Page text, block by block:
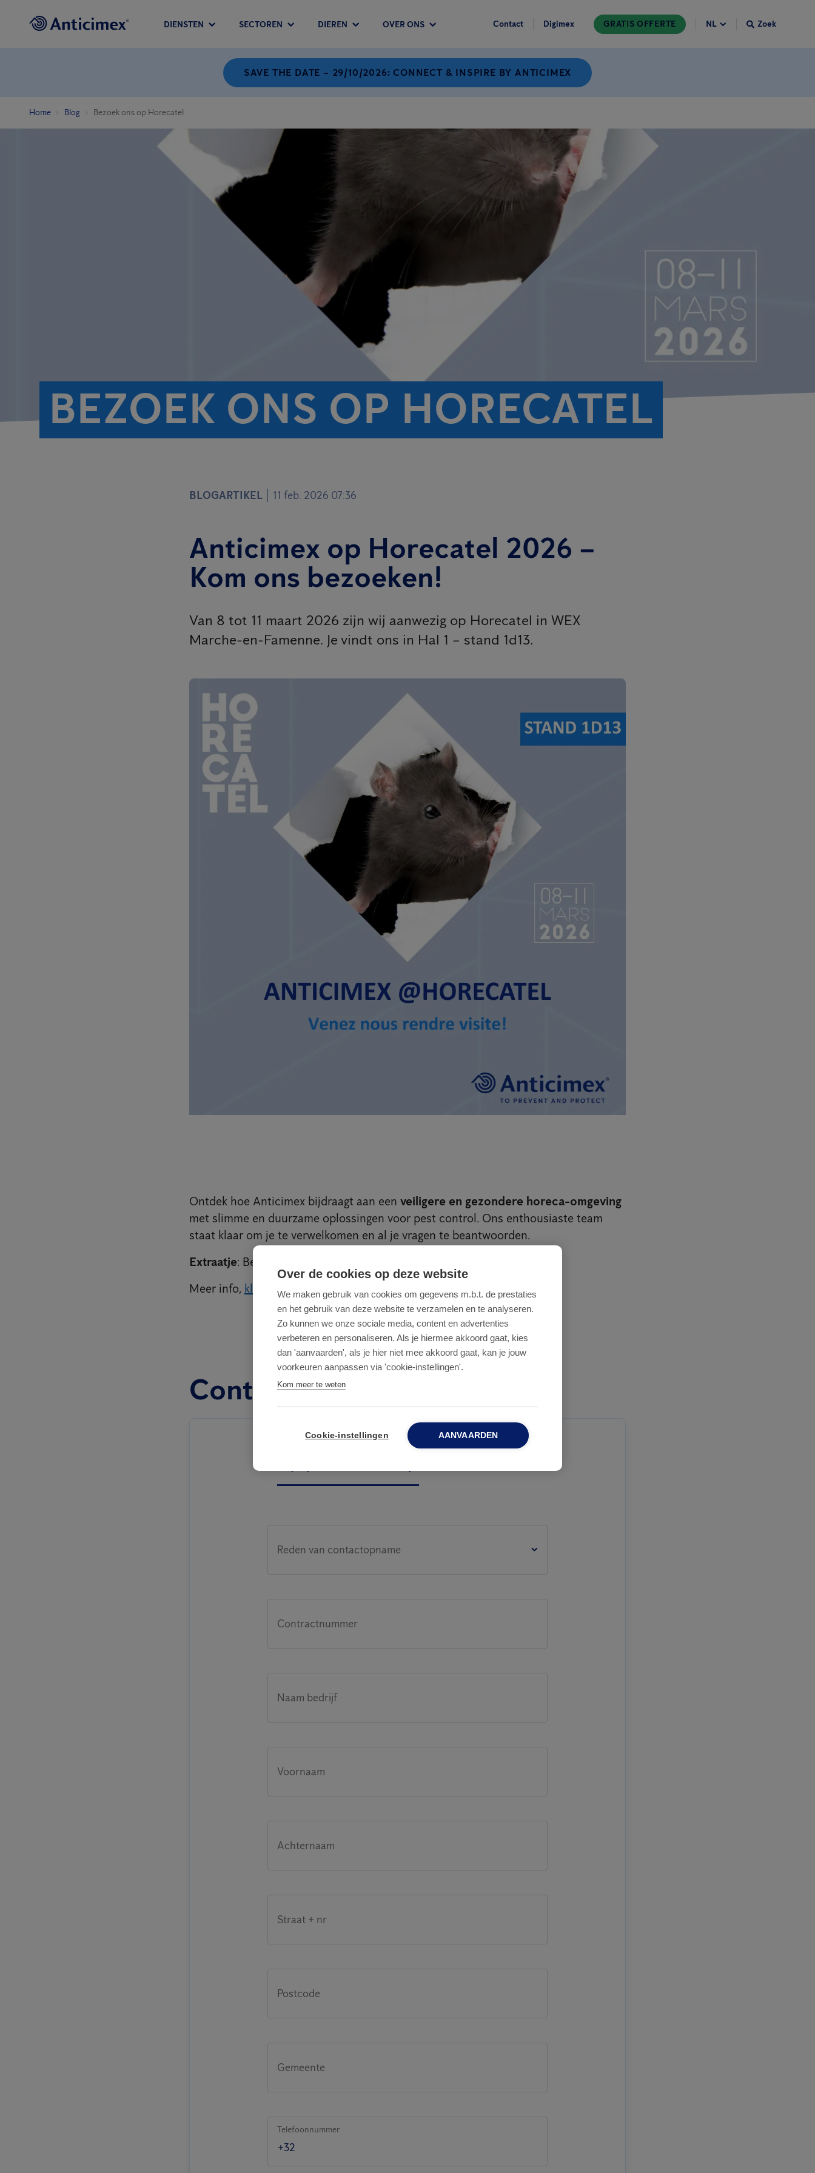
DIENSTEN SECTOREN DIEREN OVER ONS Contact Digimex GRATIS OFFERTE Zoek
SAVE THE DATE – 29/10/2026: CONNECT & INSPIRE BY ANTICIMEX
Home Blog Bezoek ons op Horecatel
BEZOEK ONS OP HORECATEL
BLOGARTIKEL 11 feb. 2026 07:36
Anticimex op Horecatel 2026 –
Kom ons bezoeken!
Van 8 tot 11 maart 2026 zijn wij aanwezig op Horecatel in WEX
Marche-en-Famenne. Je vindt ons in Hal 1 – stand 1d13.
Ontdek hoe Anticimex bijdraagt aan een veiligere en gezondere horeca-omgeving
met slimme en duurzame oplossingen voor pest control. Ons enthousiaste team
staat klaar om je te verwelkomen en al je vragen te beantwoorden.
Extraatje: Bezoek onze stand en maak kans op een leuk cadeaupakket!
Meer info, klik hier.
Contacteer ons
Reden van contactopname
Contractnummer
Naam bedrijf
Voornaam
Achternaam
Straat + nr
Postcode
Gemeente
Telefoonnummer
Over de cookies op deze website
We maken gebruik van cookies om gegevens m.b.t. de prestaties
en het gebruik van deze website te verzamelen en te analyseren.
Zo kunnen we onze sociale media, content en advertenties
verbeteren en personaliseren. Als je hiermee akkoord gaat, kies
dan 'aanvaarden', als je hier niet mee akkoord gaat, kan je jouw
voorkeuren aanpassen via 'cookie-instellingen'.
Kom meer te weten
Cookie-instellingen AANVAARDEN